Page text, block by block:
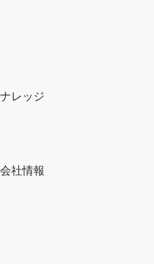
ナレッジ
会社情報